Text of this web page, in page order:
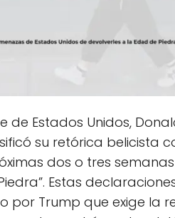
de Estados Unidos,
su retórica belicista
dos o tres
Estas
por Trump que exige la